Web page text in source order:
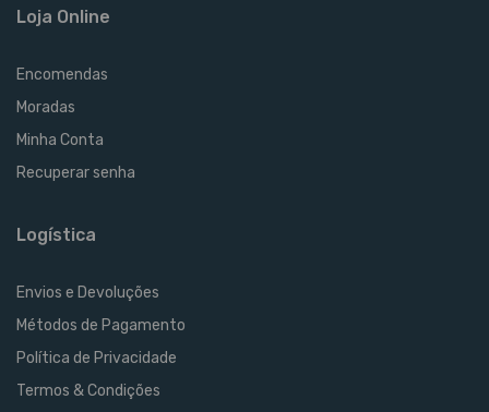
Loja Online
Encomendas
Moradas
Minha Conta
Recuperar senha
Logística
Envios e Devoluções
Métodos de Pagamento
Política de Privacidade
Termos & Condições